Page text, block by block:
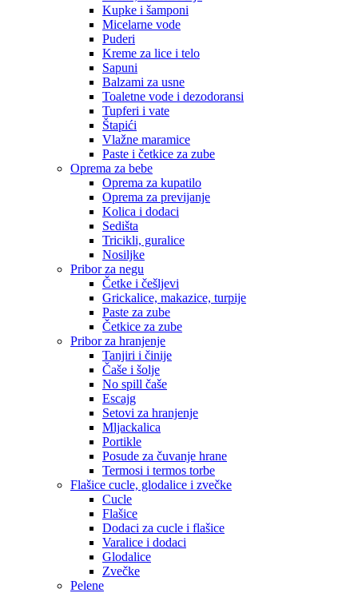
Kupke i šamponi
Micelarne vode
Puderi
Kreme za lice i telo
Sapuni
Balzami za usne
Toaletne vode i dezodoransi
Tupferi i vate
Štapići
Vlažne maramice
Paste i četkice za zube
Oprema za bebe
Oprema za kupatilo
Oprema za previjanje
Kolica i dodaci
Sedišta
Tricikli, guralice
Nosiljke
Pribor za negu
Četke i češljevi
Grickalice, makazice, turpije
Paste za zube
Četkice za zube
Pribor za hranjenje
Tanjiri i činije
Čaše i šolje
No spill čaše
Escajg
Setovi za hranjenje
Mljackalica
Portikle
Posude za čuvanje hrane
Termosi i termos torbe
Flašice cucle, glodalice i zvečke
Cucle
Flašice
Dodaci za cucle i flašice
Varalice i dodaci
Glodalice
Zvečke
Pelene